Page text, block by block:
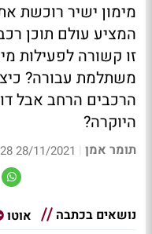
מימון ישיר רוכשת
המציע עולם תוכן
זו קשורה לפעילות
משתלמת עבורה?
הרכבים הרחב אבל
היוקרה?
תומר אמן |
28/11/2021 17:28
נושאים בכתבה אוטו